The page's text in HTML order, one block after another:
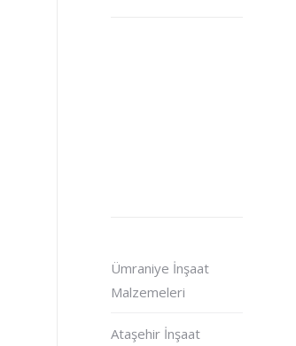
Ümraniye İnşaat
Malzemeleri
Ataşehir İnşaat